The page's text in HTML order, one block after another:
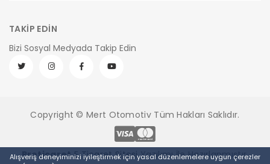
Alışveriş deneyiminizi iyileştirmek için yasal düzenlemelere uygun çerezler
TAKİP EDİN
Bizi Sosyal Medyada Takip Edin
Copyright © Mert Otomotiv Tüm Hakları Saklıdır.
Pro ticaret E Ticaret SitesiYazılımı İle Hazırlanmıştır.